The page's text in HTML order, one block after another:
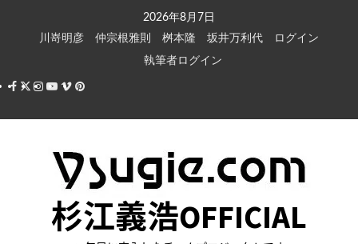
キ
2026年8月7日
川嵜明彦
仲宗根雅則 桝本隆 坂井万利代
ログイン
執筆者ログイン
Facebook
X Instagram
Youtube
VimeoPinterest
杉江義浩OFFICIAL